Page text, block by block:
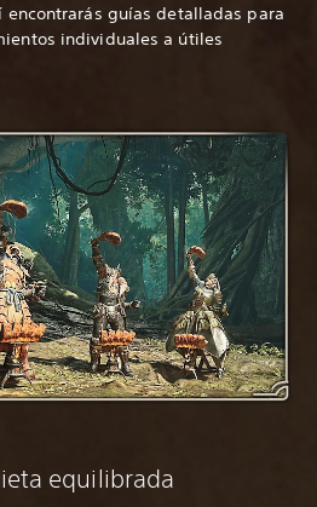
encontrarás guías detalladas para
individuales a útiles
equilibrada